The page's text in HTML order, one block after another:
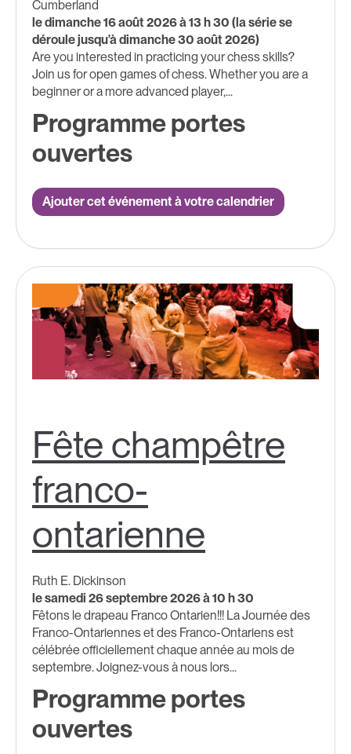
Cumberland
le dimanche 16 août 2026 à 13 h 30 (la série se
déroule jusqu'à dimanche 30 août 2026)
Are you interested in practicing your chess skills?
Join us for open games of chess. Whether you are a
beginner or a more advanced player,...
Programme portes
ouvertes
Ajouter cet événement à votre calendrier
Fête champêtre
franco-
ontarienne
Ruth E. Dickinson
le samedi 26 septembre 2026 à 10 h 30
Fêtons le drapeau Franco Ontarien!!!​ La Journée des
Franco-Ontariennes et des Franco-Ontariens est
célébrée officiellement chaque année au mois de
septembre. Joignez-vous à nous lors...
Programme portes
ouvertes